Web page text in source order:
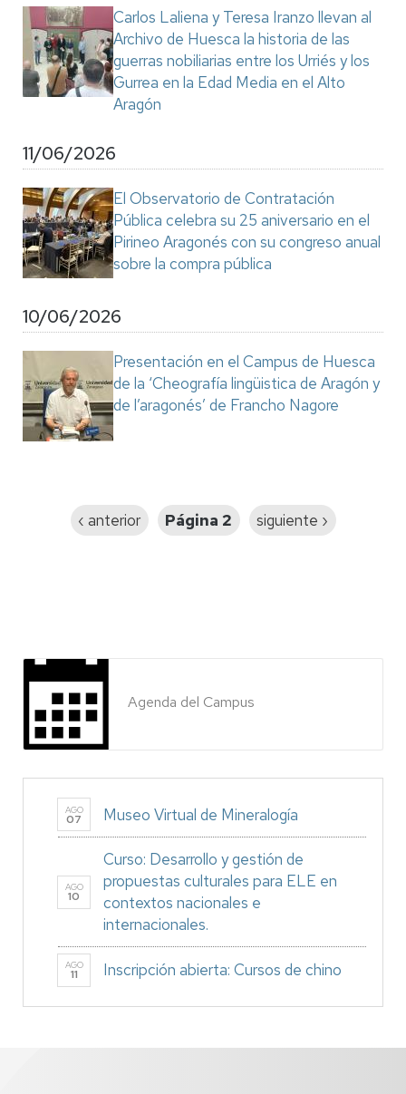
Carlos Laliena y Teresa Iranzo llevan al
Archivo de Huesca la historia de las
guerras nobiliarias entre los Urriés y los
Gurrea en la Edad Media en el Alto
Aragón
11/06/2026
El Observatorio de Contratación
Pública celebra su 25 aniversario en el
Pirineo Aragonés con su congreso anual
sobre la compra pública
10/06/2026
Presentación en el Campus de Huesca
de la ‘Cheografía lingüistica de Aragón y
de l’aragonés’ de Francho Nagore
Página
‹ anterior Página 2
Siguiente
siguiente ›
Agenda del Campus
AGO
07 Museo Virtual de Mineralogía
AGO
10
Curso: Desarrollo y gestión de
propuestas culturales para ELE en
contextos nacionales e
internacionales.
AGO
11 Inscripción abierta: Cursos de chino